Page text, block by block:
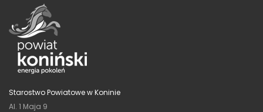
Starostwo Powiatowe w Koninie
Al. 1 Maja 9